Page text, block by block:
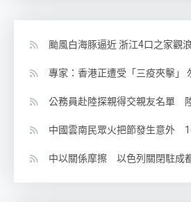
颱風白海豚逼近 浙江4口之家觀
專家：香港正遭受「三疫夾擊」
公務員赴陸探親得交親友名單
中國雲南民眾火把節發生意外
中以關係摩擦 以色列關閉駐成